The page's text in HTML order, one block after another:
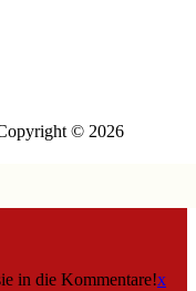
© 2026
in die Kommentare!x